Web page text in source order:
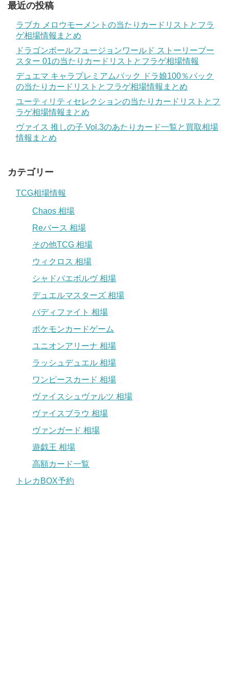
最近の投稿
ラブカ メロウモーメントの当たりカードリストとフラ
ゲ相場情報まとめ
ドラゴンボールフュージョンワールド ストーリーブー
スター 01の当たりカードリストとフラゲ相場情報
デュエマ キャラプレミアムパック ドラ娘100％パック
の当たりカードリストとフラゲ相場情報まとめ
ユーティリティセレクションの当たりカードリストとフ
ラゲ相場情報まとめ
ヴァイス 推しの子 Vol.3のあたりカード一覧と買取相場
情報まとめ
カテゴリー
TCG相場情報
Chaos 相場
Reバース 相場
その他TCG 相場
ウィクロス 相場
シャドバエボルヴ 相場
デュエルマスターズ 相場
バディファイト 相場
ポケモンカードゲーム
ユニオンアリーナ 相場
ラッシュデュエル 相場
ワンピースカード 相場
ヴァイスシュヴァルツ 相場
ヴァイスブラウ 相場
ヴァンガード 相場
遊戯王 相場
高額カード一覧
トレカBOX予約